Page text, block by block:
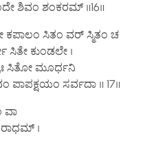
ಶಿವಂ ಶಂಕರಮ್ ॥16॥
ಕಪಾಲಂ ಸಿತಂ ವರ್ ಸ್ಮಿತಂ ಚ
ಸಿತೇ ಕುಂಡಲೇ ।
ಸಿತೋ ಮೂರ್ಧನಿ
ಸರ್ವದಾ ॥ 17॥
ವಾ
।